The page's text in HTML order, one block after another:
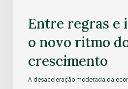
Entre regras e
o novo ritmo
crescimento
A desaceleração moderada da